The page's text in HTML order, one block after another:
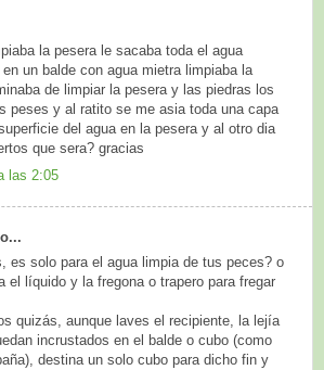
la pesera le sacaba toda el agua
un balde con agua mietra limpiaba la
de limpiar la pesera y las piedras los
peses y al ratito se me asia toda una capa
del agua en la pesera y al otro dia
que sera? gracias
las 2:05
es solo para el agua limpia de tus peces? o
el líquido y la fregona o trapero para fregar
quizás, aunque laves el recipiente, la lejía
incrustados en el balde o cubo (como
destina un solo cubo para dicho fin y